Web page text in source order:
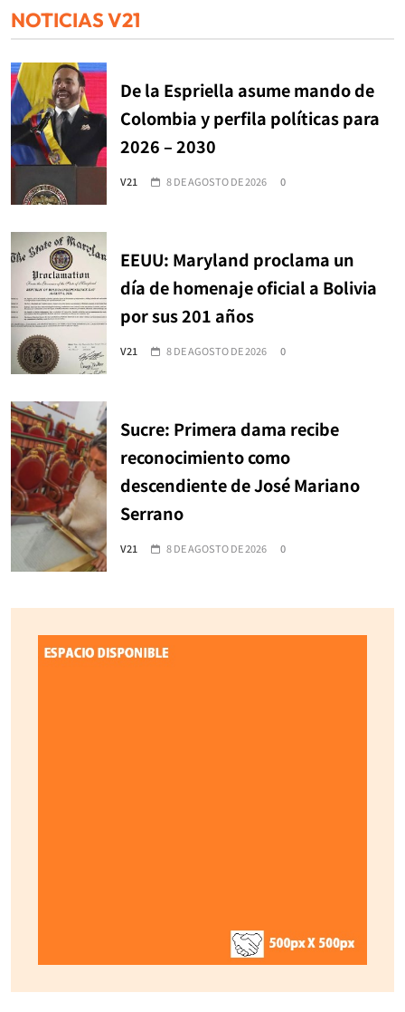
NOTICIAS V21
De la Espriella asume mando de
Colombia y perfila políticas para
2026 – 2030
V21 8 DE AGOSTO DE 2026 0
EEUU: Maryland proclama un
día de homenaje oficial a Bolivia
por sus 201 años
V21 8 DE AGOSTO DE 2026 0
Sucre: Primera dama recibe
reconocimiento como
descendiente de José Mariano
Serrano
V21 8 DE AGOSTO DE 2026 0